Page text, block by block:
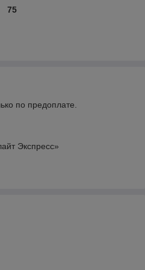
75
по предоплате.
Экспресс»